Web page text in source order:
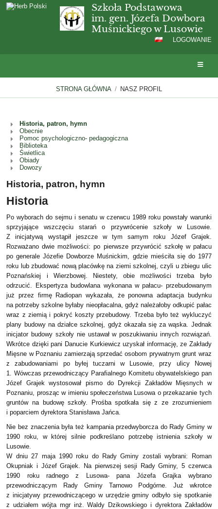
Szkoła Podstawowa
im. gen. Józefa Dowbora
Muśnickiego w Lusowie
LOGOWANIE
STRONA GŁÓWNA / NASZ PROFIL
Nasz
profil
Historia, patron, hymn
Obecnie
Pomoc psychologiczno- pedagogiczna
Biblioteka
Świetlica
Obiady
Dowozy
Historia, patron, hymn
Historia
Po wyborach do sejmu i senatu w czerwcu 1989 roku powstały warunki
sprzyjające wszczęciu starań o przywrócenie szkoły w Lusowie.
Z inicjatywą wystąpił jeszcze w tym samym roku Józef Grajek.
Rozważano dwie możliwości: po pierwsze przywrócić szkołę w pałacu
po generale Józefie Dowborze Muśnickim, gdzie mieściła się do 1977
roku lub zbudować nową placówkę na ziemi szkolnej, czyli u zbiegu ulic
Poznańskiej i Wierzbowej. Niestety, obie możliwości trzeba było
odrzucić. Ekspertyza budowlana wykonana w pałacu- przebudowanym
już przez firmę Radiopan wykazała, że ponowna adaptacja budynku
na potrzeby szkolne byłaby nieopłacalna, gdyż należałoby odkupić pałac
wraz z ziemią i pokryć koszty przebudowy. Trzeba było też wykluczyć
plany budowy na działce szkolnej, gdyż okazała się za wąska. Jednak
inicjator budowy szkoły nie ustawał w poszukiwaniu innych rozwiązań.
Wkrótce dzięki pani Danucie Kurkiewicz uzyskał informację, ze Zakłady
Mięsne w Poznaniu zamierzają sprzedać osobom prywatnym grunt wraz
z zabudowaniami po byłej tuczarni w Lusowie, przy ulicy Nowej
1. Wówczas przewodniczący Parafialnego Komitetu obywatelskiego pan
Józef Grajek wystosował pismo do Dyrekcji Zakładów Mięsnych w
Poznaniu, prosząc w imieniu społeczeństwa Lusowa o przekazanie tych
gruntów na budowę szkoły. Prośba spotkała się z ze zrozumieniem
i poparciem dyrektora Stanisława Jańca.
Nie bez znaczenia była też kampania przedwyborcza do Rady Gminy w
1990 roku, w której silnie podkreślano potrzebę istnienia szkoły w
Lusowie.
W dniu 27 maja 1990 roku do Rady Gminy zostali wybrani: Roman
Okupniak i Józef Grajek. Na pierwszej sesji Rady Gminy, 5 czerwca
1990 roku radnego z Lusowa- pana Józefa Grajka wybrano
przewodniczącym Rady Gminy Tarnowo Podgórne. Już wkrotce
z inicjatywy przewodniczącego w urzędzie gminy odbyło się spotkanie
z udziałem wójta mgr inż. Waldy Dzikowskiego i dyrektora Zakładów